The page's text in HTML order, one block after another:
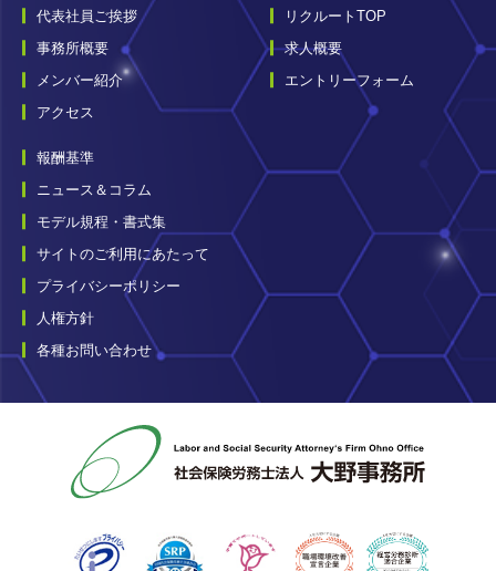
代表社員ご挨拶
事務所概要
メンバー紹介
アクセス
リクルートTOP
求人概要
エントリーフォーム
報酬基準
ニュース＆コラム
モデル規程・書式集
サイトのご利用にあたって
プライバシーポリシー
人権方針
各種お問い合わせ